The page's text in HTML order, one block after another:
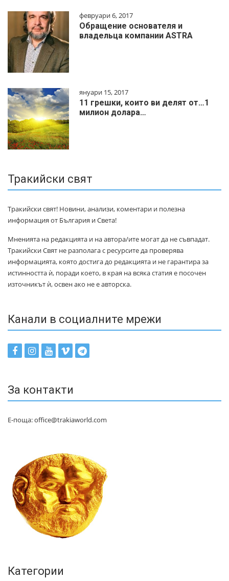
февруари 6, 2017
Обращение основателя и
владельца компании ASTRA
януари 15, 2017
11 грешки, които ви делят от…1
милиoн дoлapa…
Тракийски свят
Тракийски свят! Новини, анализи, коментари и полезна
информация от България и Света!
Мненията на редакцията и на автора/ите могат да не съвпадат.
Тракийски Свят не разполага с ресурсите да проверява
информацията, която достига до редакцията и не гарантира за
истинността ѝ, поради което, в края на всяка статия е посочен
източникът ѝ, освен ако не е авторска.
Канали в социалните мрежи
За контакти
Е-поща: office@trakiaworld.com
Категории